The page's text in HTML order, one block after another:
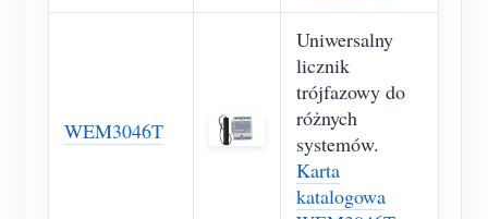
WEM3046T
Uniwersalny
licznik
trójfazowy do
różnych
systemów.
Karta
katalogowa